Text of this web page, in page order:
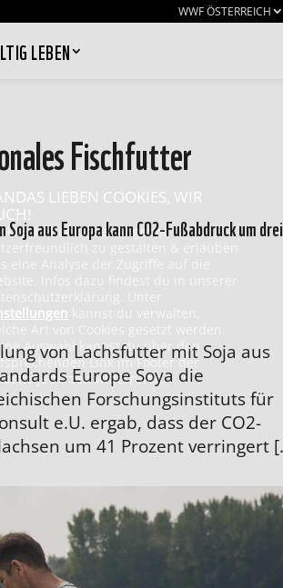
WWF ÖSTERREICH
LEBEN
Fischfutter
aus Europa kann CO2-Fußabdruck um drei
von Lachsfutter mit Soja aus
Europe Soya die
Forschungsinstituts für
e.U. ergab, dass der CO2-
um 41 Prozent verringert
LIEBEN COOKIES, WIR
helfen unser Angebot
Auswahl kannst du über den
Link im Footer der
jederzeit widerrufen.